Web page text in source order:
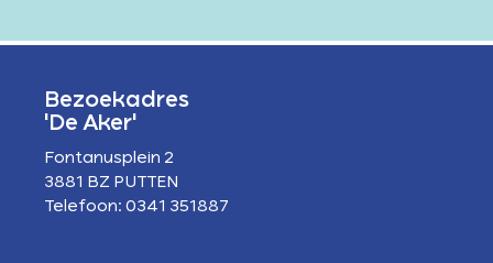
Bezoekadres
'De Aker'
Fontanusplein 2
3881 BZ PUTTEN
Telefoon: 0341 351887